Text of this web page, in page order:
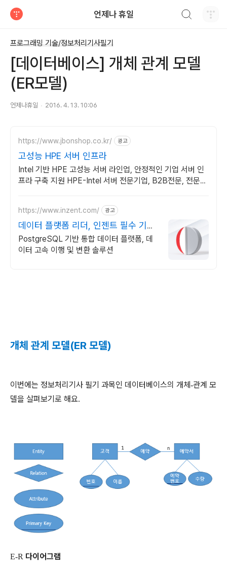
언제나 휴일
프로그래밍 기술/정보처리기사필기
[데이터베이스] 개체 관계 모델
(ER모델)
언제나휴일 2016. 4. 13. 10:06
https://www.jbonshop.co.kr/ 광고
고성능 HPE 서버 인프라
Intel 기반 HPE 고성능 서버 라인업, 안정적인 기업 서버 인
프라 구축 지원 HPE-Intel 서버 전문기업, B2B전문, 전문가
https://www.inzent.com/ 광고
데이터 플랫폼 리더, 인젠트 필수 기능
통합 제공
PostgreSQL 기반 통합 데이터 플랫폼, 데
이터 고속 이행 및 변환 솔루션
개체 관계 모델(ER 모델)
이번에는 정보처리기사 필기 과목인 데이터베이스의 개체-관계 모
델을 살펴보기로 해요.
E-R 다이어그램